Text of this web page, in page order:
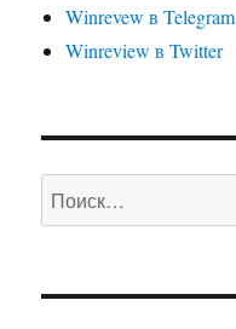
Winrevew в Telegram
Winreview в Twitter
Искать: